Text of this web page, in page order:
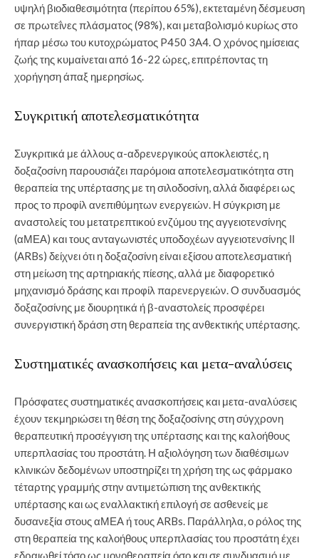
υψηλή βιοδιαθεσιμότητα (περίπου 65%), εκτεταμένη δέσμευση
σε πρωτεΐνες πλάσματος (98%), και μεταβολισμό κυρίως στο
ήπαρ μέσω του κυτοχρώματος P450 3A4. Ο χρόνος ημίσειας
ζωής της κυμαίνεται από 16-22 ώρες, επιτρέποντας τη
χορήγηση άπαξ ημερησίως.
Συγκριτική αποτελεσματικότητα
Συγκριτικά με άλλους α-αδρενεργικούς αποκλειστές, η
δοξαζοσίνη παρουσιάζει παρόμοια αποτελεσματικότητα στη
θεραπεία της υπέρτασης με τη σιλοδοσίνη, αλλά διαφέρει ως
προς το προφίλ ανεπιθύμητων ενεργειών. Η σύγκριση με
αναστολείς του μετατρεπτικού ενζύμου της αγγειοτενσίνης
(αΜΕΑ) και τους ανταγωνιστές υποδοχέων αγγειοτενσίνης ΙΙ
(ARBs) δείχνει ότι η δοξαζοσίνη είναι εξίσου αποτελεσματική
στη μείωση της αρτηριακής πίεσης, αλλά με διαφορετικό
μηχανισμό δράσης και προφίλ παρενεργειών. Ο συνδυασμός
δοξαζοσίνης με διουρητικά ή β-αναστολείς προσφέρει
συνεργιστική δράση στη θεραπεία της ανθεκτικής υπέρτασης.
Συστηματικές ανασκοπήσεις και μετα-αναλύσεις
Πρόσφατες συστηματικές ανασκοπήσεις και μετα-αναλύσεις
έχουν τεκμηριώσει τη θέση της δοξαζοσίνης στη σύγχρονη
θεραπευτική προσέγγιση της υπέρτασης και της καλοήθους
υπερπλασίας του προστάτη. Η αξιολόγηση των διαθέσιμων
κλινικών δεδομένων υποστηρίζει τη χρήση της ως φάρμακο
τέταρτης γραμμής στην αντιμετώπιση της ανθεκτικής
υπέρτασης και ως εναλλακτική επιλογή σε ασθενείς με
δυσανεξία στους αΜΕΑ ή τους ARBs. Παράλληλα, ο ρόλος της
στη θεραπεία της καλοήθους υπερπλασίας του προστάτη έχει
εδραιωθεί τόσο ως μονοθεραπεία όσο και σε συνδυασμό με